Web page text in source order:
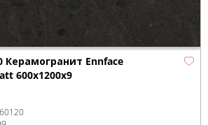
Керамогранит Ennface
600х1200х9